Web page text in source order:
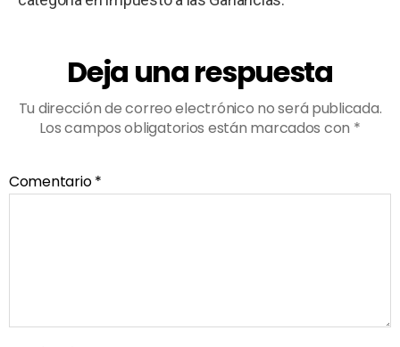
Deja una respuesta
Tu dirección de correo electrónico no será publicada.
Los campos obligatorios están marcados con *
Comentario*